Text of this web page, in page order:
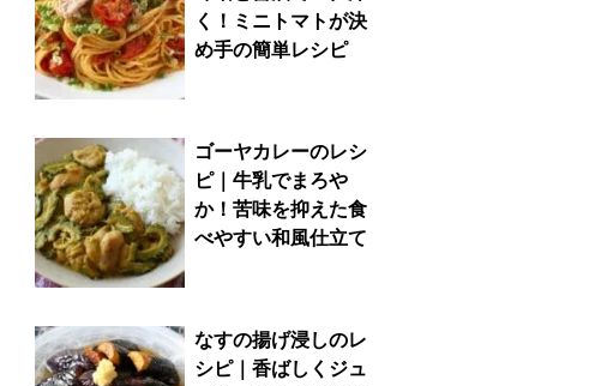
く！ミニトマトが決
め手の簡単レシピ
ゴーヤカレーのレシ
ピ｜牛乳でまろや
か！苦味を抑えた食
べやすい和風仕立て
なすの揚げ浸しのレ
シピ｜香ばしくジュ